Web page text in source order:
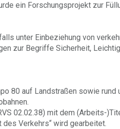
ein Forschungsprojekt zur
unter Einbeziehung von
zur Begriffe Sicherheit,
80 auf Landstraßen sowie rund
02.02.38) mit dem (Arbeits-
Verkehrs“ wird gearbeitet.